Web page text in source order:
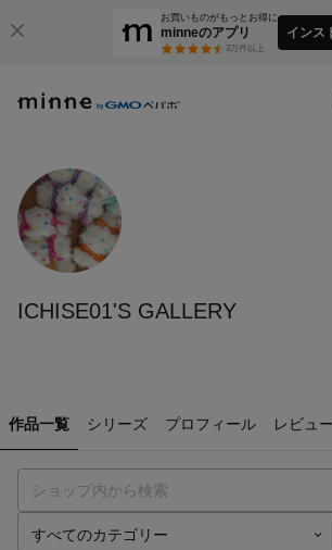
お買いものがもっとお得に
minneのアプリ
3万件以上
インス
ICHISE01'S GALLERY
作品一覧 シリーズ プロフィール レビュー